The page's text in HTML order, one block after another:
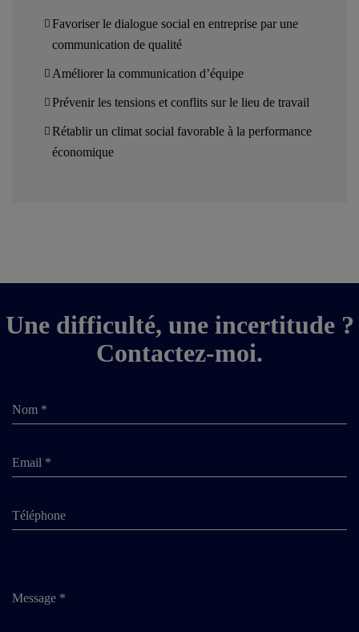
Favoriser le dialogue social en entreprise par une
communication de qualité
Améliorer la communication d’équipe
Prévenir les tensions et conflits sur le lieu de travail
Rétablir un climat social favorable à la performance
économique
Une difficulté, une incertitude ?
Contactez-moi.